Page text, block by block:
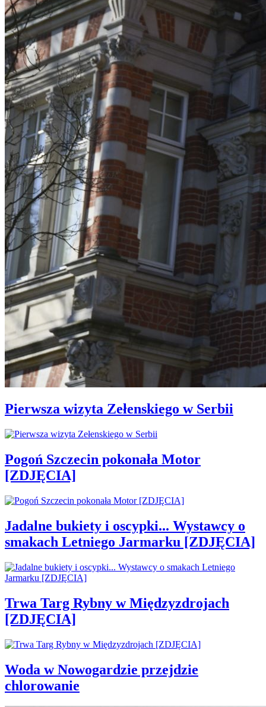
Pierwsza wizyta Zełenskiego w Serbii
Pogoń Szczecin pokonała Motor
[ZDJĘCIA]
Jadalne bukiety i oscypki... Wystawcy o
smakach Letniego Jarmarku [ZDJĘCIA]
Trwa Targ Rybny w Międzyzdrojach
[ZDJĘCIA]
Woda w Nowogardzie przejdzie
chlorowanie